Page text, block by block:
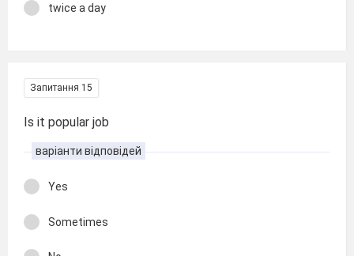
twice a day
Запитання 15
Is it popular job
варіанти відповідей
Yes
Sometimes